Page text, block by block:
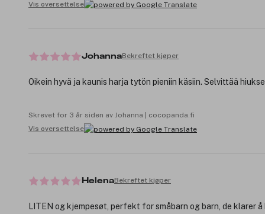
Vis oversettelse
JohannaBekreftet kjøper
Oikein hyvä ja kaunis harja tytön pieniin käsiin. Selvittää
Skrevet for 3 år siden av Johanna | cocopanda.fi
Vis oversettelse
HelenaBekreftet kjøper
LITEN og kjempesøt, perfekt for småbarn og barn, de klarer